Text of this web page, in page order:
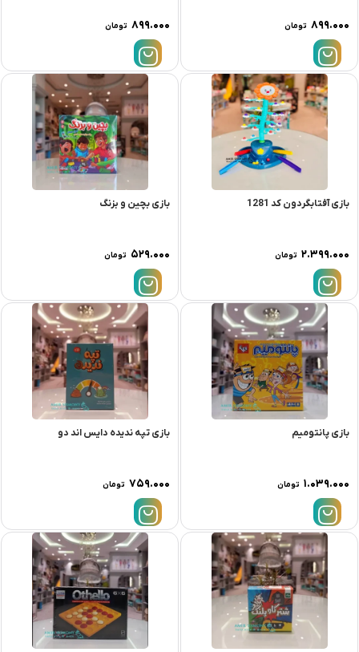
۸۹۹.۰۰۰ تومان ۸۹۹.۰۰۰ تومان
بازی آفتابگردون کد 1281
۲.۳۹۹.۰۰۰ تومان
بازی بچین و بزنگ
۵۲۹.۰۰۰ تومان
بازی پانتومیم
۱.۰۳۹.۰۰۰ تومان
بازی تپه ندیده دایس اند دو
۷۵۹.۰۰۰ تومان